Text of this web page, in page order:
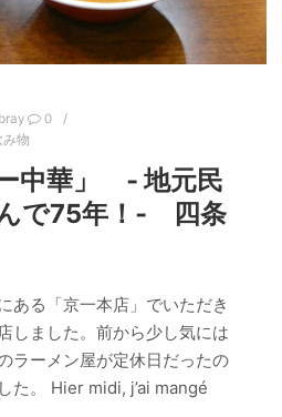
0
物
中華」 ‐ 地元民
で75年！‐ 四条
ある「京一本店」でいただき
しました。前から少し気には
ラーメン屋が定休日だったの
た。 Hier midi, j’ai mangé